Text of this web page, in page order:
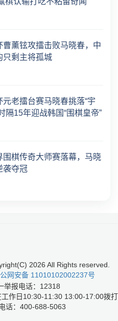
曹薰铉攻擂击败马晓春，中
只剩主将孤城
元老擂台赛马晓春挑落“宇
隔15年迎战韩国“围棋皇帝”
围棋传奇大师赛落幕，马晓
袭夺冠
2026 All Rights reserved.
网安备 11010102002237号
举报电话：12318
作日10:30-11:30 13:00-17:00拨打
话：400-688-5063